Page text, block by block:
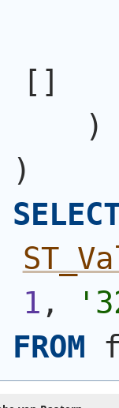
[]
)
)
1 ,
FROM